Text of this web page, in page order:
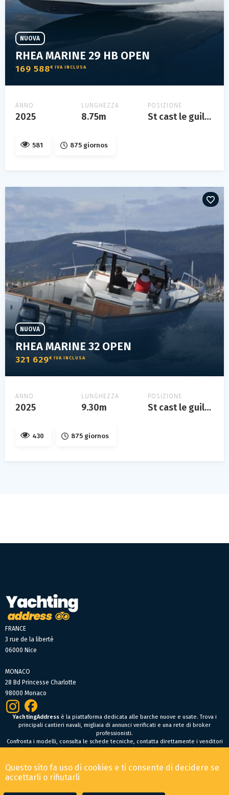
RHEA MARINE 29 HB OPEN
169 588€ IVA INCLUSA
NUOVA
ANNO
2025
LUNGHEZZA
8.75m
POSIZIONE
St cast le guildo
581 875 giornos
RHEA MARINE 32 OPEN
321 629€ IVA INCLUSA
NUOVA
ANNO
2025
LUNGHEZZA
9.30m
POSIZIONE
St cast le guildo, bretagne, france
430 875 giornos
FRANCE
3 rue de la liberté
06000 Nice
MONACO
28 Bd Princesse Charlotte
98000 Monaco
YachtingAddressè la piattaforma dedicata alle barche nuove e usate. Trova i
principali cantieri navali, migliaia di annunci verificati e una rete di broker
professionisti.
Confronta i modelli, consulta le schede tecniche, contatta direttamente i venditori
oppure fai un’offerta online per trovare facilmente la tua prossima barca.
Condizioni Generali di Vendita-Menzioni legali
© 2026 YachtingAddress.com
Questo sito fa uso di cookies e ti consente di decidere se
accettarli o rifiutarli